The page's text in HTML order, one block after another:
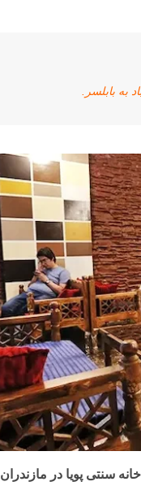
سنتی پویا در مازندران